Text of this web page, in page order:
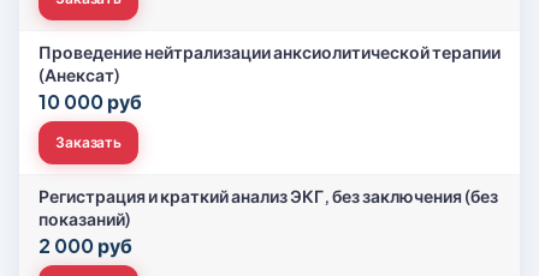
Проведение нейтрализации анксиолитической терапии
(Анексат)
10 000 руб
Заказать
Регистрация и краткий анализ ЭКГ, без заключения (без
показаний)
2 000 руб